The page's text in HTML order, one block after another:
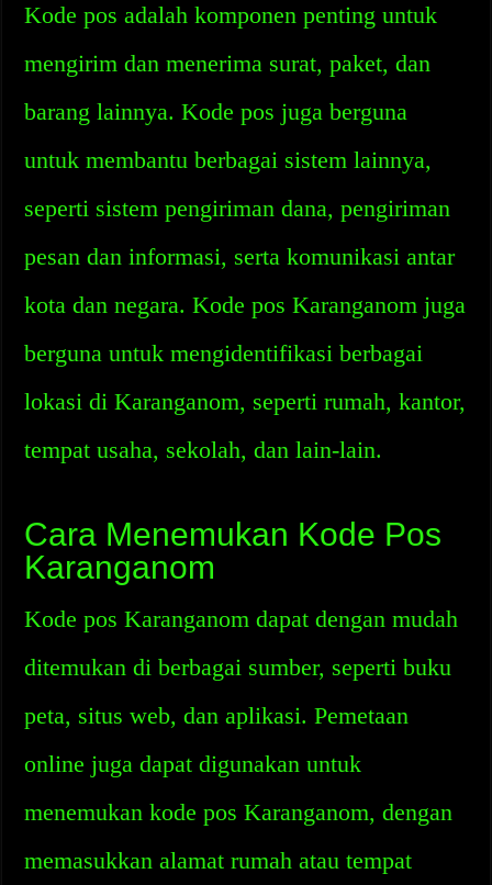
Kode pos adalah komponen penting untuk
mengirim dan menerima surat, paket, dan
barang lainnya. Kode pos juga berguna
untuk membantu berbagai sistem lainnya,
seperti sistem pengiriman dana, pengiriman
pesan dan informasi, serta komunikasi antar
kota dan negara. Kode pos Karanganom juga
berguna untuk mengidentifikasi berbagai
lokasi di Karanganom, seperti rumah, kantor,
tempat usaha, sekolah, dan lain-lain.
Cara Menemukan Kode Pos
Karanganom
Kode pos Karanganom dapat dengan mudah
ditemukan di berbagai sumber, seperti buku
peta, situs web, dan aplikasi. Pemetaan
online juga dapat digunakan untuk
menemukan kode pos Karanganom, dengan
memasukkan alamat rumah atau tempat